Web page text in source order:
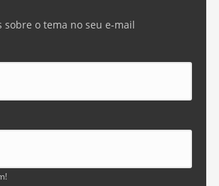
sobre o tema no seu e-mail